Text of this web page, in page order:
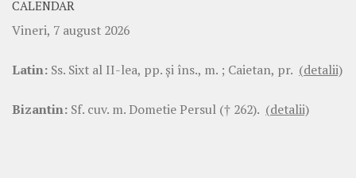
CALENDAR
Vineri, 7 august 2026
Latin: Ss. Sixt al II-lea, pp. şi îns., m. ; Caietan, pr. (detalii)
Bizantin: Sf. cuv. m. Dometie Persul († 262). (detalii)